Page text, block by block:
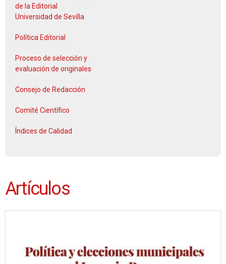
de la Editorial
Universidad de Sevilla
Política Editorial
Proceso de selección y
evaluación de originales
Consejo de Redacción
Comité Científico
Índices de Calidad
Artículos